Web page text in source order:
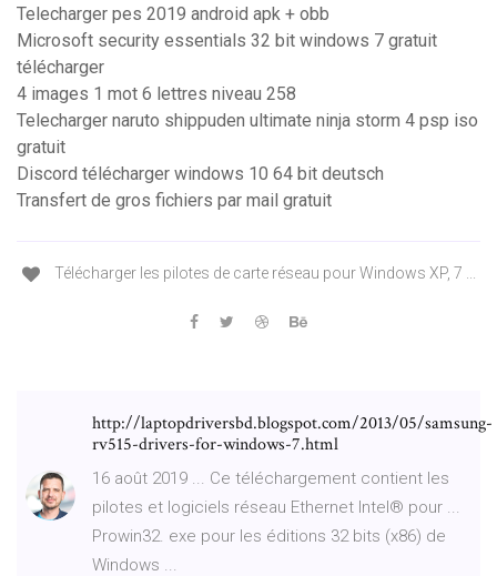
Telecharger pes 2019 android apk + obb
Microsoft security essentials 32 bit windows 7 gratuit
télécharger
4 images 1 mot 6 lettres niveau 258
Telecharger naruto shippuden ultimate ninja storm 4 psp iso
gratuit
Discord télécharger windows 10 64 bit deutsch
Transfert de gros fichiers par mail gratuit
Télécharger les pilotes de carte réseau pour Windows XP, 7 ...
http://laptopdriversbd.blogspot.com/2013/05/samsung-
rv515-drivers-for-windows-7.html
16 août 2019 ... Ce téléchargement contient les
pilotes et logiciels réseau Ethernet Intel® pour ...
Prowin32. exe pour les éditions 32 bits (x86) de
Windows ...